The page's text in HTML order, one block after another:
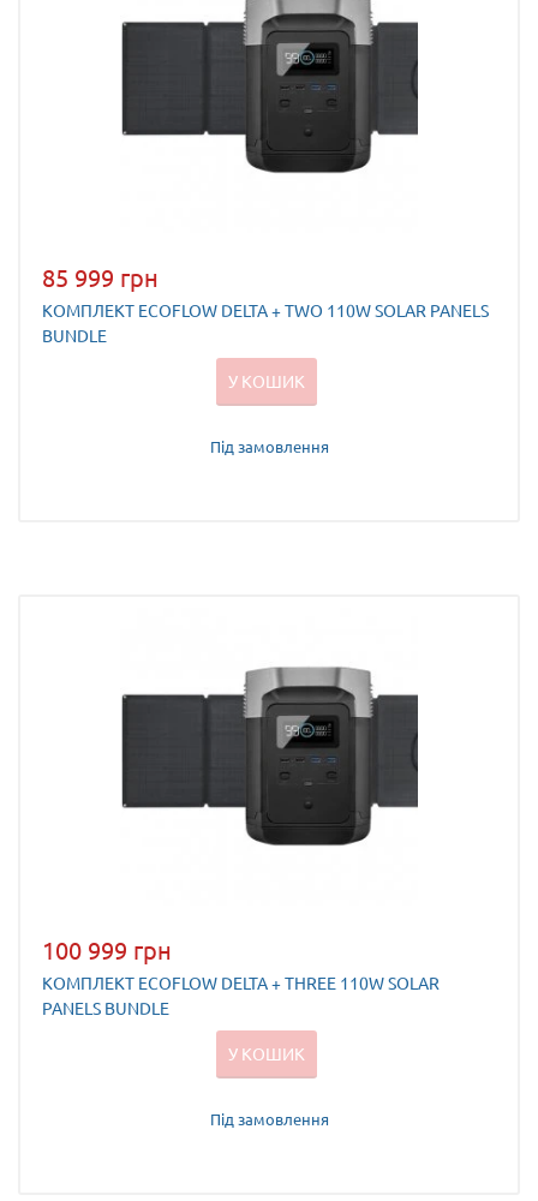
85 999 грн
КОМПЛЕКТ ECOFLOW DELTA + TWO 110W SOLAR PANELS
BUNDLE
У КОШИК
Під замовлення
100 999 грн
КОМПЛЕКТ ECOFLOW DELTA + THREE 110W SOLAR
PANELS BUNDLE
У КОШИК
Під замовлення